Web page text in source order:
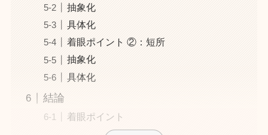
抽象化
具体化
着眼ポイント ②：短所
抽象化
具体化
結論
着眼ポイント